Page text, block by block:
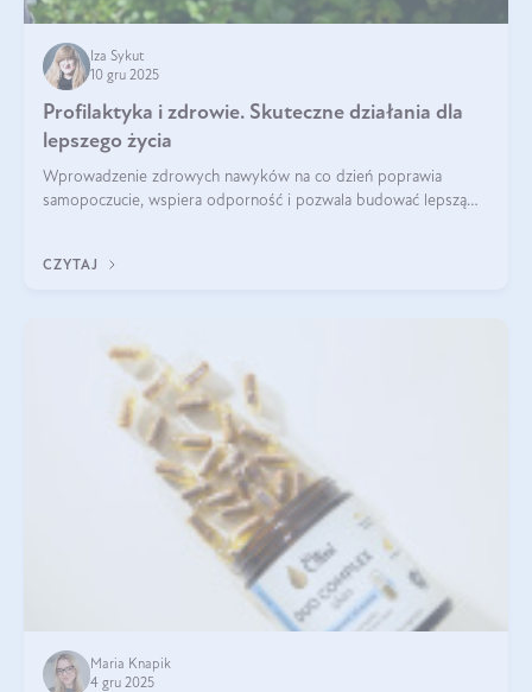
Iza Sykut
10 gru 2025
Profilaktyka i zdrowie. Skuteczne działania dla
lepszego życia
Wprowadzenie zdrowych nawyków na co dzień poprawia
samopoczucie, wspiera odporność i pozwala budować lepszą
CZYTAJ
Maria Knapik
4 gru 2025